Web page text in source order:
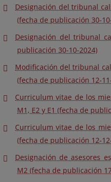
Designación del tribunal
(fecha de publicación 30-
Designación del tribunal
publicación 30-10-2024)
Modificación del tribunal
(fecha de publicación 12-
Curriculum vitae de los
M1, E2 y E1 (fecha de
Curriculum vitae de los
(fecha de publicación 12-
Designación de asesores
M2 (fecha de publicación